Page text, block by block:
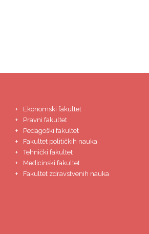
Ekonomski fakultet
Pravni fakultet
Pedagoški fakultet
Fakultet političkih nauka
Tehnički fakultet
Medicinski fakultet
Fakultet zdravstvenih nauka